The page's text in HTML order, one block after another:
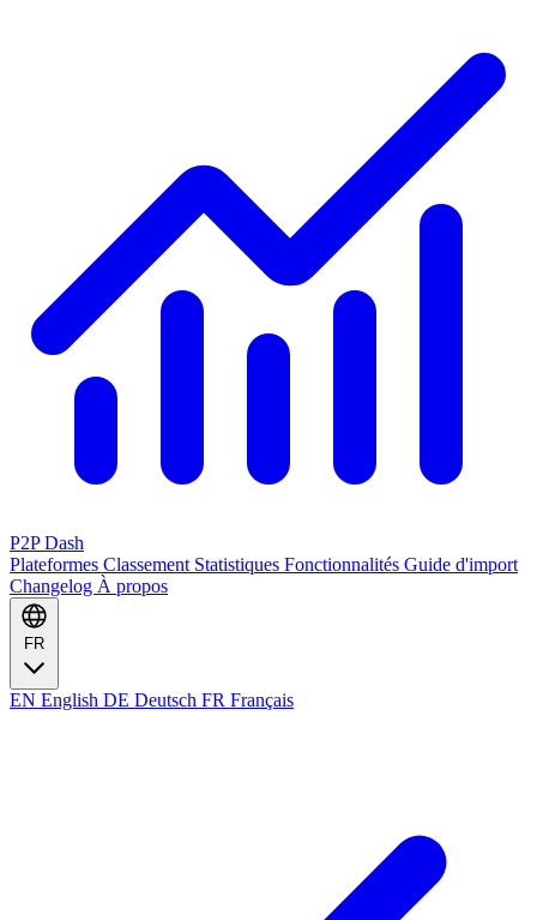
P2P Dash
Plateformes Classement Statistiques Fonctionnalités Guide d'import
Changelog À propos
FR
EN English DE Deutsch FR Français